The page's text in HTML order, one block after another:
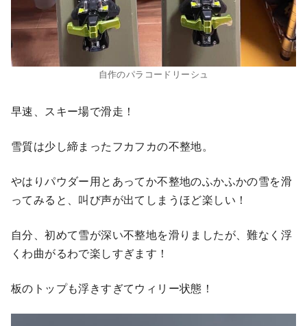
自作のパラコードリーシュ
早速、スキー場で滑走！
雪質は少し締まったフカフカの不整地。
やはりパウダー用とあってか不整地のふかふかの雪を滑
ってみると、叫び声が出てしまうほど楽しい！
自分、初めて雪が深い不整地を滑りましたが、難なく浮
くわ曲がるわで楽しすぎます！
板のトップも浮きすぎてウィリー状態！